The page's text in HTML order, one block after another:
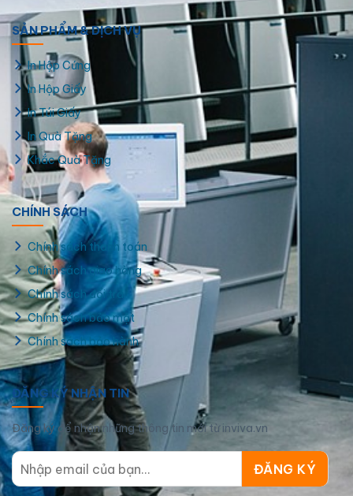
SẢN PHẨM & DỊCH VỤ
In Hộp Cứng
In Hộp Giấy
In Túi Giấy
In Quà Tặng
Khắc Quà Tặng
CHÍNH SÁCH
Chính sách thanh toán
Chính sách giao hàng
Chính sách đổi trả
Chính sách bảo mật
Chính sách bảo hành
ĐĂNG KÝ NHẬN TIN
Đăng ký để nhận những thông tin mới từ inviva.vn